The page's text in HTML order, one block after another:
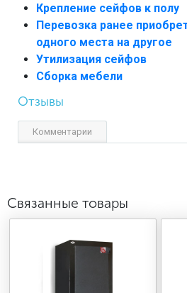
Крепление сейфов к полу
Перевозка ранее
одного места на другое
Утилизация сейфов
Сборка мебели
Отзывы
Комментарии
Связанные товары